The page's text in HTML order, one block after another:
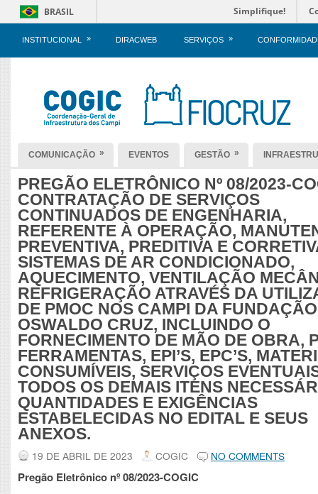
BRASIL Simplifique!
INSTITUCIONAL » DIRACWEB SERVIÇOS »
COMUNICAÇÃO » EVENTOS GESTÃO »
PREGÃO ELETRÔNICO Nº 08/2023-
CONTRATAÇÃO DE SERVIÇOS
CONTINUADOS DE ENGENHARIA,
REFERENTE À OPERAÇÃO,
PREVENTIVA, PREDITIVA E
SISTEMAS DE AR CONDICIONADO,
AQUECIMENTO, VENTILAÇÃO
REFRIGERAÇÃO ATRAVÉS DA
DE PMOC NOS CAMPI DA FUNDAÇÃO
OSWALDO CRUZ, INCLUINDO O
FORNECIMENTO DE MÃO DE OBRA,
FERRAMENTAS, EPI’S, EPC’S,
CONSUMÍVEIS, SERVIÇOS
TODOS OS DEMAIS ITENS
QUANTIDADES E EXIGÊNCIAS
ESTABELECIDAS NO EDITAL E SEUS
ANEXOS.
19 DE ABRIL DE 2023 COGIC NO COMMENTS
Pregão Eletrônico nº 08/2023-COGIC